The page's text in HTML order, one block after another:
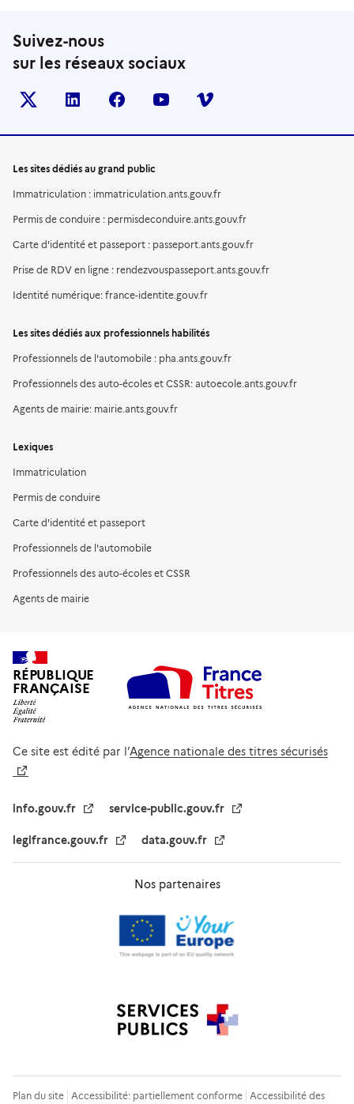
Suivez-nous
sur les réseaux sociaux
X (anciennement TWITTER)
LINKEDINFACEBOOKYOUTUBEVIMEO
Les sites dédiés au grand public
Immatriculation : immatriculation.ants.gouv.fr
Permis de conduire : permisdeconduire.ants.gouv.fr
Carte d'identité et passeport : passeport.ants.gouv.fr
Prise de RDV en ligne : rendezvouspasseport.ants.gouv.fr
Identité numérique: france-identite.gouv.fr
Les sites dédiés aux professionnels habilités
Professionnels de l'automobile : pha.ants.gouv.fr
Professionnels des auto-écoles et CSSR: autoecole.ants.gouv.fr
Agents de mairie: mairie.ants.gouv.fr
Lexiques
Immatriculation
Permis de conduire
Carte d'identité et passeport
Professionnels de l'automobile
Professionnels des auto-écoles et CSSR
Agents de mairie
RÉPUBLIQUE
FRANÇAISE
Ce site est édité par l’Agence nationale des titres sécurisés
info.gouv.fr service-public.gouv.fr
legifrance.gouv.fr data.gouv.fr
Nos partenaires
Plan du site Accessibilité: partiellement conforme Accessibilité des